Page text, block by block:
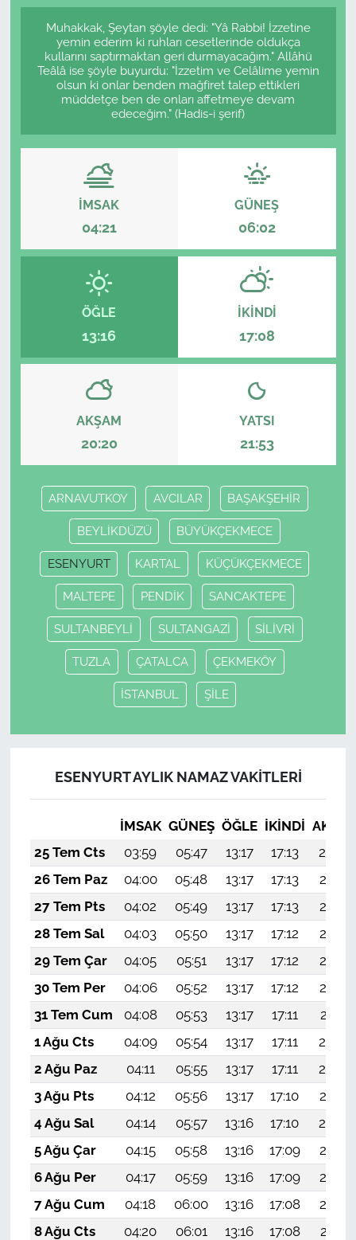
Muhakkak, Şeytan şöyle dedi: "Yâ Rabbi! İzzetine
yemin ederim ki ruhları cesetlerinde oldukça
kullarını saptırmaktan geri durmayacağım." Allâhü
Teâlâ ise şöyle buyurdu: "İzzetim ve Celâlime yemin
olsun ki onlar benden mağfiret talep ettikleri
müddetçe ben de onları affetmeye devam
edeceğim." (Hadis-i şerif)
İMSAK
04:21
GÜNEŞ
06:02
ÖĞLE
13:16
İKINDI
17:08
AKŞAM
20:20
YATSI
21:53
ARNAVUTKOY AVCILAR BAŞAKŞEHİR
BEYLİKDÜZÜ BÜYÜKÇEKMECE
ESENYURT KARTAL KÜÇÜKÇEKMECE
MALTEPE PENDİK SANCAKTEPE
SULTANBEYLİ SULTANGAZİ SİLİVRİ
TUZLA ÇATALCA ÇEKMEKÖY
İSTANBUL ŞİLE
ESENYURT AYLIK NAMAZ VAKITLERI
İMSAK GÜNEŞ ÖĞLE İKINDI
25 Tem Cts
03:59 05:47 13:17 17:13
20:36
26 Tem Paz
04:00 05:48 13:17 17:13
20:35
27 Tem Pts
04:02 05:49 13:17 17:13
20:35
28 Tem Sal
04:03 05:50 13:17 17:12
20:34
29 Tem Çar
04:05 05:51 13:17 17:12
20:33
30 Tem Per
04:06 05:52 13:17 17:12
20:32
31 Tem Cum
04:08 05:53 13:17 17:11
20:31
1 Ağu Cts
04:09 05:54 13:17 17:11
20:29
2 Ağu Paz
04:11 05:55 13:17 17:11
20:28
3 Ağu Pts
04:12 05:56 13:17 17:10
20:27
4 Ağu Sal
04:14 05:57 13:16 17:10
20:26
5 Ağu Çar
04:15 05:58 13:16 17:09
20:25
6 Ağu Per
04:17 05:59 13:16 17:09
20:24
7 Ağu Cum
04:18 06:00 13:16 17:08
20:23
8 Ağu Cts
04:20 06:01 13:16 17:08
20:21